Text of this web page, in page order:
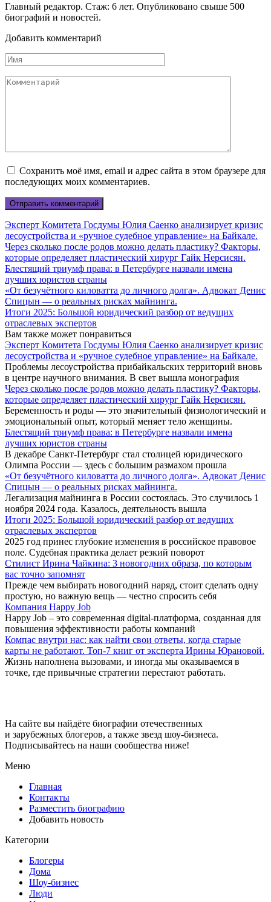
Главный редактор. Стаж: 6 лет. Опубликовано свыше 500
биографий и новостей.
Добавить комментарий
Имя
Комментарий
Сохранить моё имя, email и адрес сайта в этом браузере для
последующих моих комментариев.
Эксперт Комитета Госдумы Юлия Саенко анализирует кризис
лесоустройства и «ручное судебное управление» на Байкале.
Через сколько после родов можно делать пластику? Факторы,
которые определяет пластический хирург Гайк Нерсисян.
Блестящий триумф права: в Петербурге назвали имена
лучших юристов страны
«От безучётного киловатта до личного долга». Адвокат Денис
Спицын — о реальных рисках майнинга.
Итоги 2025: Большой юридический разбор от ведущих
отраслевых экспертов
Вам также может понравиться
Эксперт Комитета Госдумы Юлия Саенко анализирует кризис
лесоустройства и «ручное судебное управление» на Байкале.
Проблемы лесоустройства прибайкальских территорий вновь
в центре научного внимания. В свет вышла монография
Через сколько после родов можно делать пластику? Факторы,
которые определяет пластический хирург Гайк Нерсисян.
Беременность и роды — это значительный физиологический и
эмоциональный опыт, который меняет тело женщины.
Блестящий триумф права: в Петербурге назвали имена
лучших юристов страны
В декабре Санкт-Петербург стал столицей юридического
Олимпа России — здесь с большим размахом прошла
«От безучётного киловатта до личного долга». Адвокат Денис
Спицын — о реальных рисках майнинга.
Легализация майнинга в России состоялась. Это случилось 1
ноября 2024 года. Казалось, деятельность вышла
Итоги 2025: Большой юридический разбор от ведущих
отраслевых экспертов
2025 год принес глубокие изменения в российское правовое
поле. Судебная практика делает резкий поворот
Стилист Ирина Чайкина: 3 новогодних образа, по которым
вас точно запомнят
Прежде чем выбирать новогодний наряд, стоит сделать одну
простую, но важную вещь — честно спросить себя
Компания Happy Job
Happy Job – это современная digital-платформа, созданная для
повышения эффективности работы компаний
Компас внутри нас: как найти свои ответы, когда старые
карты не работают. Топ-7 книг от эксперта Ирины Юрановой.
Жизнь наполнена вызовами, и иногда мы оказываемся в
точке, где привычные стратегии перестают работать.
На сайте вы найдёте биографии отечественных
и зарубежных блогеров, а также звезд шоу-бизнеса.
Подписывайтесь на наши сообщества ниже!
Меню
Главная
Контакты
Разместить биографию
Добавить новость
Категории
Блогеры
Дома
Шоу-бизнес
Люди